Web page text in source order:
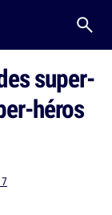
super-
héros